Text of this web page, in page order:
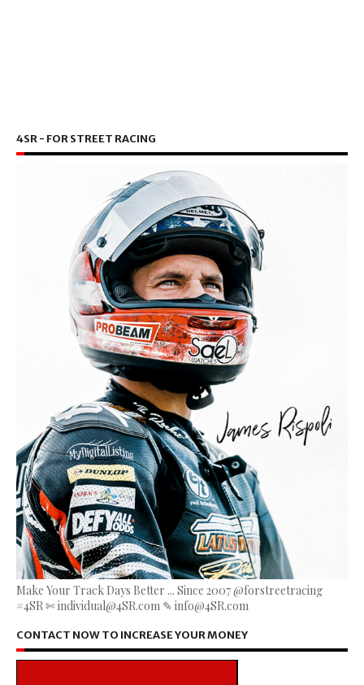
4SR - FOR STREET RACING
Make Your Track Days Better ... Since 2007 @forstreetracing
#4SR ✄ individual@4SR.com ✎ info@4SR.com
CONTACT NOW TO INCREASE YOUR MONEY